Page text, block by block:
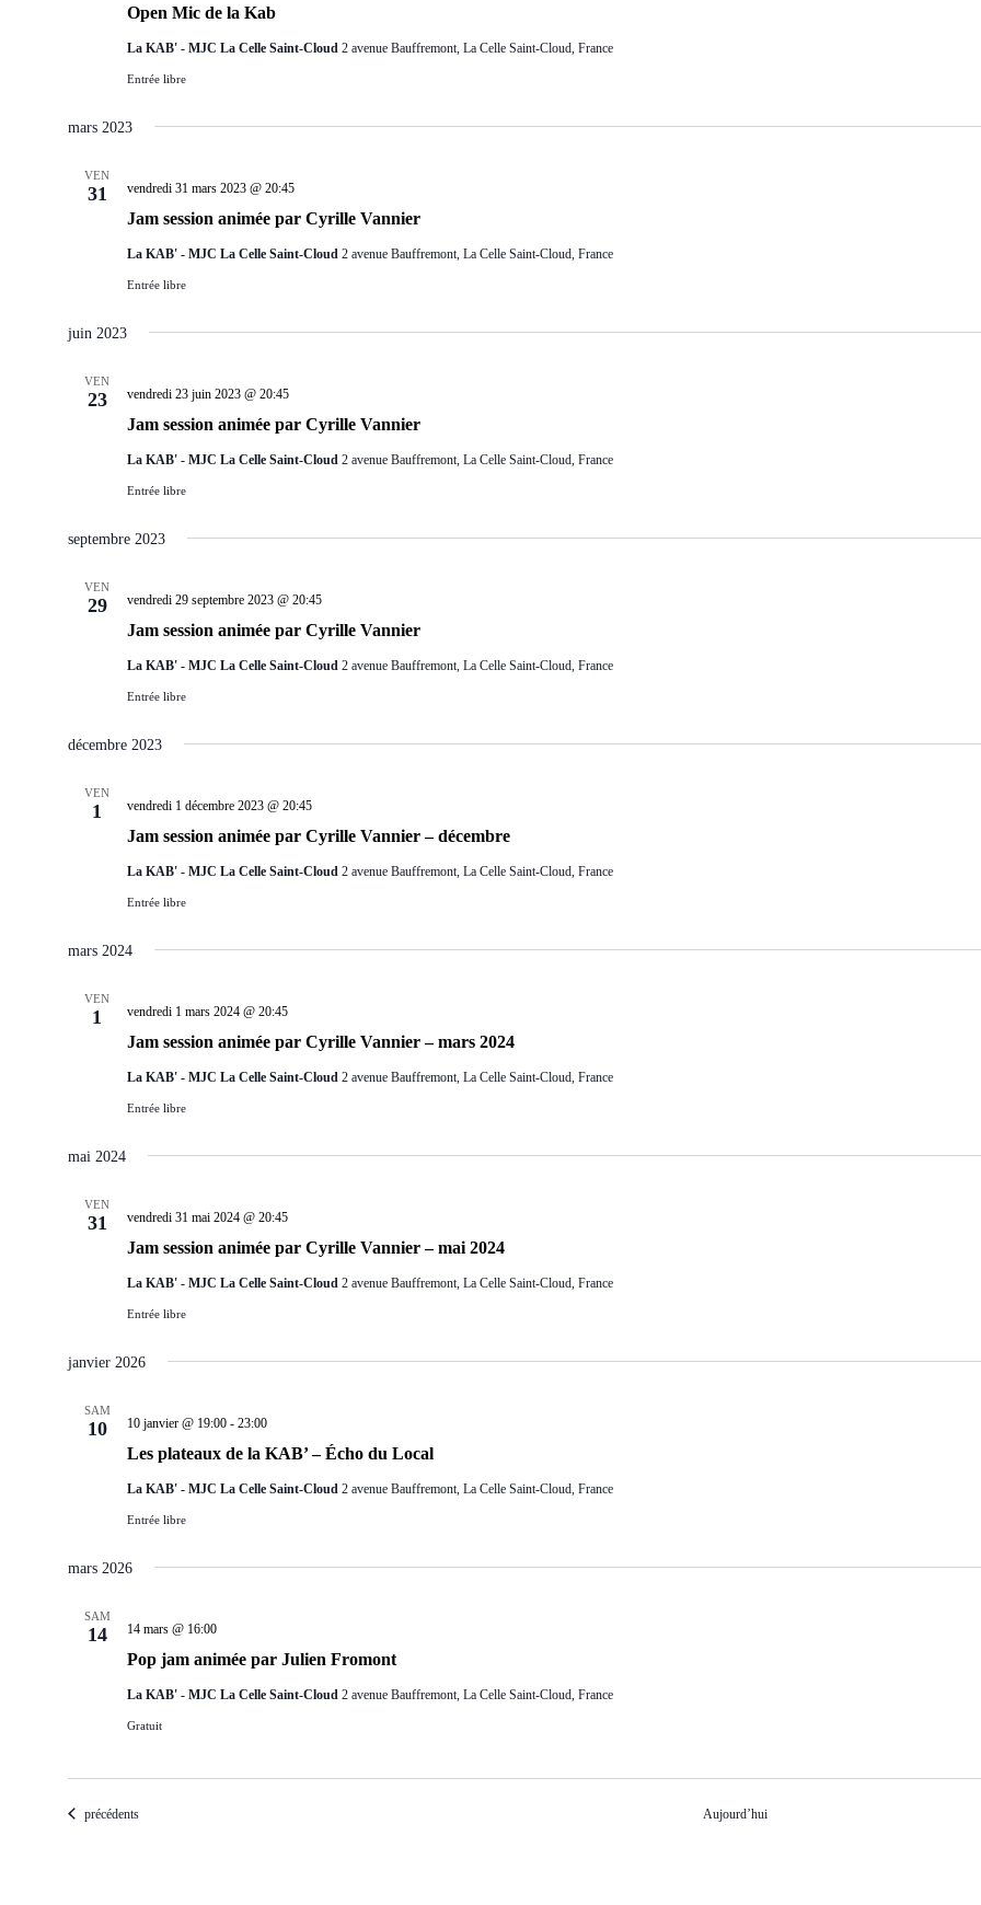
Open Mic de la Kab
La KAB' - MJC La Celle Saint-Cloud 2 avenue Bauffremont, La Celle Saint-Cloud, France
Entrée libre
mars 2023
VEN
31
Jam session animée par Cyrille Vannier
vendredi 31 mars 2023 @ 20:45
La KAB' - MJC La Celle Saint-Cloud 2 avenue Bauffremont, La Celle Saint-Cloud, France
Entrée libre
juin 2023
VEN
23
Jam session animée par Cyrille Vannier
vendredi 23 juin 2023 @ 20:45
La KAB' - MJC La Celle Saint-Cloud 2 avenue Bauffremont, La Celle Saint-Cloud, France
Entrée libre
septembre 2023
VEN
29
Jam session animée par Cyrille Vannier
vendredi 29 septembre 2023 @ 20:45
La KAB' - MJC La Celle Saint-Cloud 2 avenue Bauffremont, La Celle Saint-Cloud, France
Entrée libre
décembre 2023
VEN
1
Jam session animée par Cyrille Vannier – décembre
vendredi 1 décembre 2023 @ 20:45
La KAB' - MJC La Celle Saint-Cloud 2 avenue Bauffremont, La Celle Saint-Cloud, France
Entrée libre
mars 2024
VEN
1
Jam session animée par Cyrille Vannier – mars 2024
vendredi 1 mars 2024 @ 20:45
La KAB' - MJC La Celle Saint-Cloud 2 avenue Bauffremont, La Celle Saint-Cloud, France
Entrée libre
mai 2024
VEN
31
Jam session animée par Cyrille Vannier – mai 2024
vendredi 31 mai 2024 @ 20:45
La KAB' - MJC La Celle Saint-Cloud 2 avenue Bauffremont, La Celle Saint-Cloud, France
Entrée libre
janvier 2026
SAM
10
Les plateaux de la KAB’ – Écho du Local
10 janvier @ 19:00- 23:00
La KAB' - MJC La Celle Saint-Cloud 2 avenue Bauffremont, La Celle Saint-Cloud, France
Entrée libre
mars 2026
SAM
14
Pop jam animée par Julien Fromont
14 mars @ 16:00
La KAB' - MJC La Celle Saint-Cloud 2 avenue Bauffremont, La Celle Saint-Cloud, France
Gratuit
Évènements
précédents Aujourd’hui